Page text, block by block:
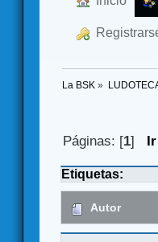
La BSK »
Páginas: [1]
Etiquetas:
Autor